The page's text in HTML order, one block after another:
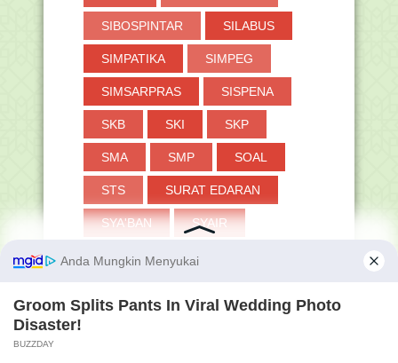
SIBOSPINTAR SILABUS
SIMPATIKA SIMPEG
SIMSARPRAS SISPENA
SKB SKI SKP
SMA SMP SOAL
STS SURAT EDARAN
SYA'BAN SYAIR
SYAWAL TANYA-JAWAB